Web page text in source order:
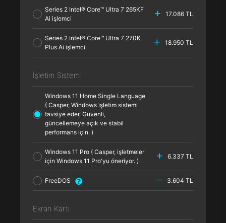
Series 2 Intel® Core™ Ultra 7 265KF
Ai işlemci
17.086 TL
Series 2 Intel® Core™ Ultra 7 270K
Plus Ai işlemci
18.950 TL
İşletim Sistemi
Windows 11 Home Single Language
( Casper, Windows işletim sistemi
tavsiye eder. Güvenli,
güncellemeye açık ve stabil
performans için. )
Windows 11 Pro ( Casper, işletmeler
için Windows 11 Pro'yu öneriyor. )
6.337 TL
FreeDOS 3.604 TL
Ekran Kartı